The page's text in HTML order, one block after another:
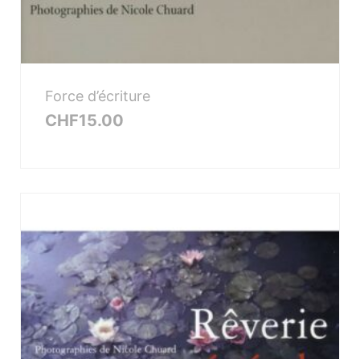
Force d’écriture
CHF15.00